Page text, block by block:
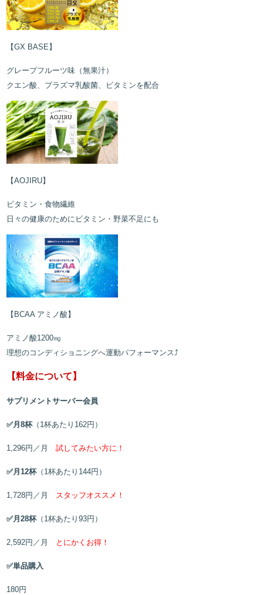
【GX BASE】
グレープフルーツ味（無果汁）
クエン酸、プラズマ乳酸菌、ビタミンを配合
【AOJIRU】
ビタミン・食物繊維
日々の健康のためにビタミン・野菜不足にも
【BCAA アミノ酸】
アミノ酸1200㎎
理想のコンディショニングへ運動パフォーマンス⤴
【料金について】
サプリメントサーバー会員
✅月8杯（1杯あたり162円）
1,296円／月試してみたい方に！
✅月12杯（1杯あたり144円）
1,728円／月 スタッフオススメ！
✅月28杯（1杯あたり93円）
2,592円／月 とにかくお得！
✅単品購入
180円